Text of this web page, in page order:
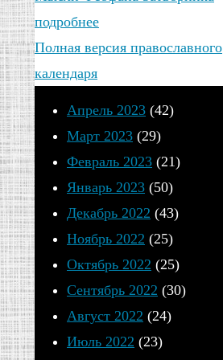
подробнее
Полная версия православного
календаря
Апрель 2023 (42)
Март 2023 (29)
Февраль 2023 (21)
Январь 2023 (50)
Декабрь 2022 (43)
Ноябрь 2022 (25)
Октябрь 2022 (25)
Сентябрь 2022 (30)
Август 2022 (24)
Июль 2022 (23)